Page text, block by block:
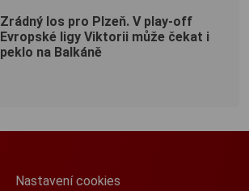
Zrádný los pro Plzeň. V play-off
Evropské ligy Viktorii může čekat i
peklo na Balkáně
Nastavení cookies